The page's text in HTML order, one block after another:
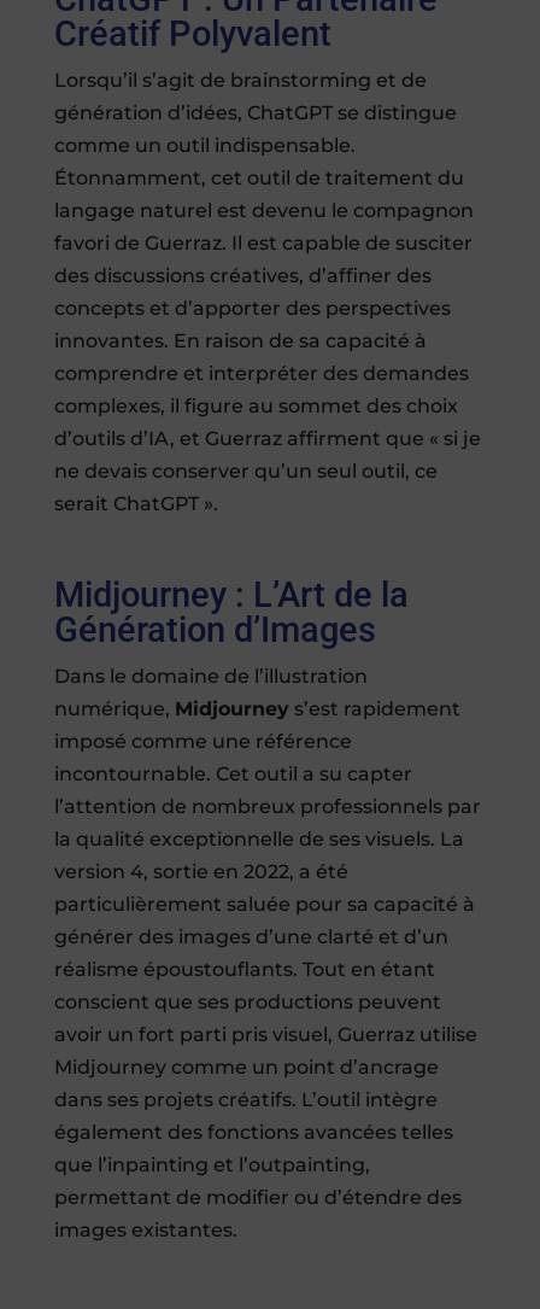
Créatif Polyvalent
Lorsqu’il s’agit de brainstorming et de
génération d’idées, ChatGPT se distingue
comme un outil indispensable.
Étonnamment, cet outil de traitement du
langage naturel est devenu le compagnon
favori de Guerraz. Il est capable de susciter
des discussions créatives, d’affiner des
concepts et d’apporter des perspectives
innovantes. En raison de sa capacité à
comprendre et interpréter des demandes
complexes, il figure au sommet des choix
d’outils d’IA, et Guerraz affirment que « si je
ne devais conserver qu’un seul outil, ce
serait ChatGPT ».
Midjourney : L’Art de la
Génération d’Images
Dans le domaine de l’illustration
numérique, Midjourneys’est rapidement
imposé comme une référence
incontournable. Cet outil a su capter
l’attention de nombreux professionnels par
la qualité exceptionnelle de ses visuels. La
version 4, sortie en 2022, a été
particulièrement saluée pour sa capacité à
générer des images d’une clarté et d’un
réalisme époustouflants. Tout en étant
conscient que ses productions peuvent
avoir un fort parti pris visuel, Guerraz utilise
Midjourney comme un point d’ancrage
dans ses projets créatifs. L’outil intègre
également des fonctions avancées telles
que l’inpainting et l’outpainting,
permettant de modifier ou d’étendre des
images existantes.